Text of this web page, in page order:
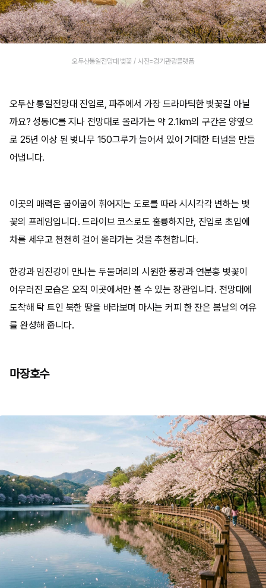
오두산통일전망대 벚꽃 / 사진=경기관광플랫폼
오두산 통일전망대 진입로, 파주에서 가장 드라마틱한 벚꽃길 아닐
까요? 성동IC를 지나 전망대로 올라가는 약 2.1km의 구간은 양옆으
로 25년 이상 된 벚나무 150그루가 늘어서 있어 거대한 터널을 만들
어냅니다.
이곳의 매력은 굽이굽이 휘어지는 도로를 따라 시시각각 변하는 벚
꽃의 프레임입니다. 드라이브 코스로도 훌륭하지만, 진입로 초입에
차를 세우고 천천히 걸어 올라가는 것을 추천합니다.
한강과 임진강이 만나는 두물머리의 시원한 풍광과 연분홍 벚꽃이
어우러진 모습은 오직 이곳에서만 볼 수 있는 장관입니다. 전망대에
도착해 탁 트인 북한 땅을 바라보며 마시는 커피 한 잔은 봄날의 여유
를 완성해 줍니다.
마장호수